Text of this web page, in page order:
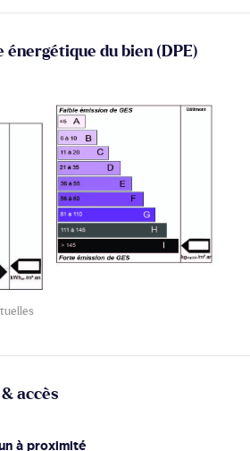
énergétique du bien (DPE)
accès
à proximité